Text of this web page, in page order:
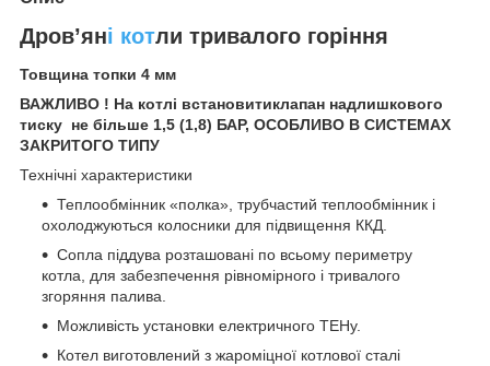
Дров’яні котли тривалого горіння
Товщина топки 4 мм
ВАЖЛИВО ! На котлі встановитиклапан надлишкового
тиску не більше 1,5 (1,8) БАР, ОСОБЛИВО В СИСТЕМАХ
ЗАКРИТОГО ТИПУ
Технічні характеристики
Теплообмінник «полка», трубчастий теплообмінник і
охолоджуються колосники для підвищення ККД.
Cопла піддува розташовані по всьому периметру
котла, для забезпечення рівномірного і тривалого
згоряння палива.
Можливість установки електричного ТЕНу.
Котел виготовлений з жароміцної котлової сталі